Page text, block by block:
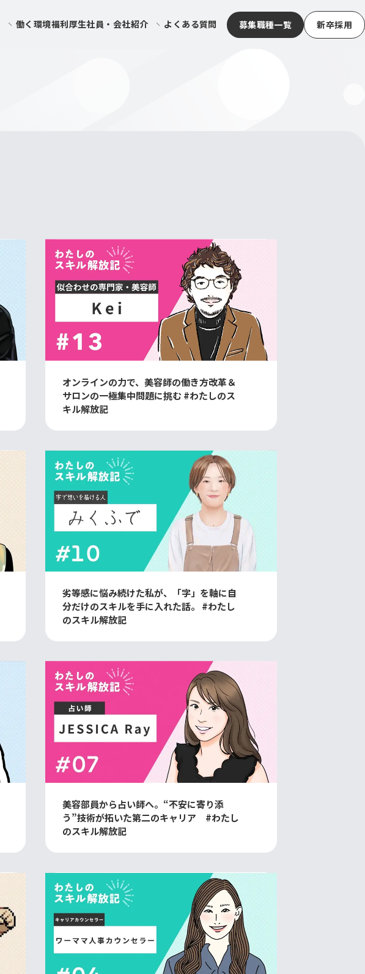
働く環境福利厚生社員・会社紹介 よくある質問 募集職種一覧 新卒採用
オンラインの力で、美容師の働き方改革＆
サロンの一極集中問題に挑む #わたしのス
キル解放記
劣等感に悩み続けた私が、「字」を軸に自
分だけのスキルを手に入れた話。 #わたし
のスキル解放記
美容部員から占い師へ。“不安に寄り添
う”技術が拓いた第二のキャリア #わたし
のスキル解放記